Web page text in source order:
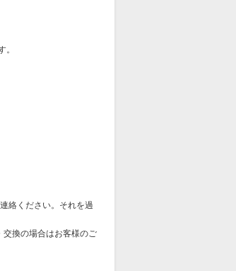
。
絡ください。それを過
換の場合はお客様のご